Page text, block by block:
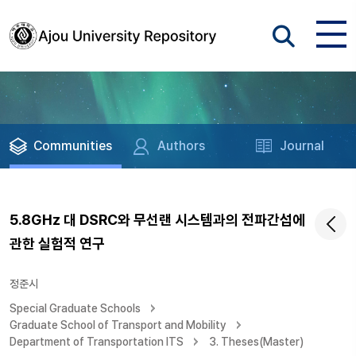
Communities Authors Journal
5.8GHz 대 DSRC와 무선랜 시스템과의 전파간섭에
관한 실험적 연구
정준시
Special Graduate Schools
Graduate School of Transport and Mobility
Department of Transportation ITS
3. Theses(Master)